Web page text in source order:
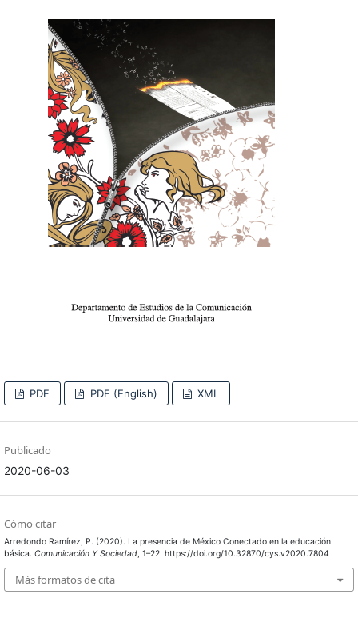
PDF PDF (English) XML
Publicado
2020-06-03
Cómo citar
Arredondo Ramírez, P. (2020). La presencia de México Conectado en la educación
básica. Comunicación Y Sociedad, 1–22. https://doi.org/10.32870/cys.v2020.7804
Más formatos de cita